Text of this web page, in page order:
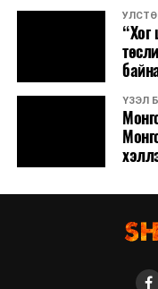
3
Ёс зүй,
байнгын
ҮЗЭЛ